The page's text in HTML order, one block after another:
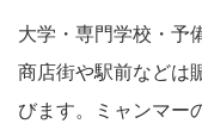
大学・専門学校・予
商店街や駅前などは
びます。ミャンマー